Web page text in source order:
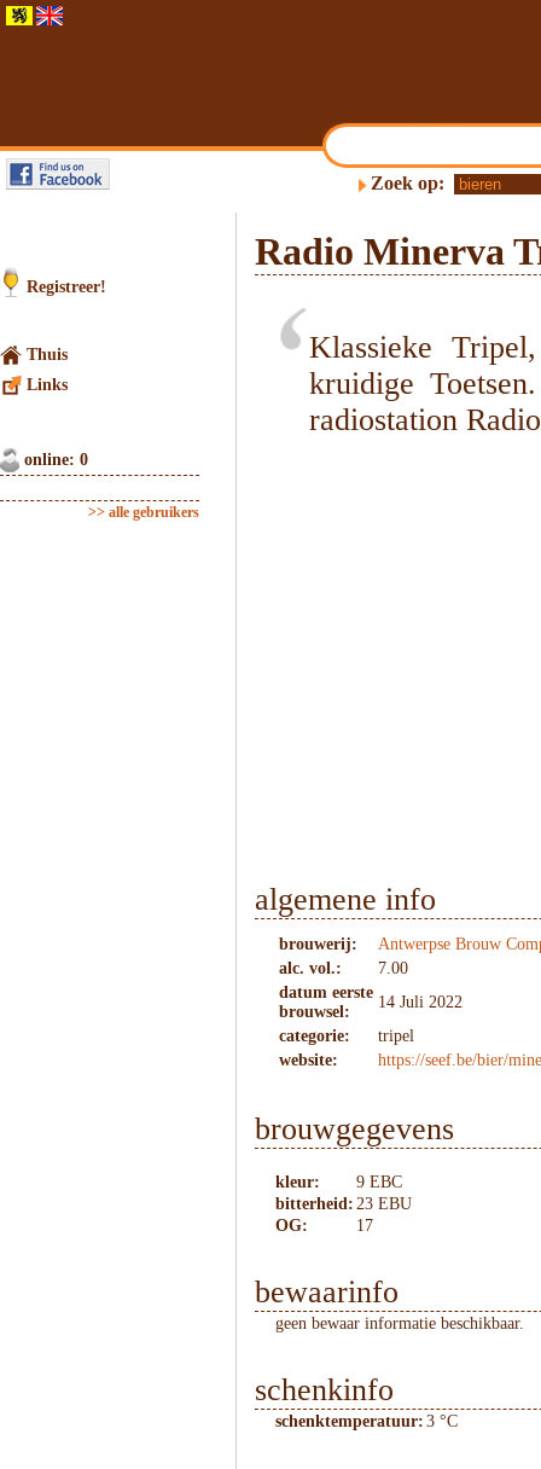
Zoek op:
Registreer!
Thuis
Links
online: 0
>> alle gebruikers
Radio Minerva
Klassieke
kruidige
radiostation
algemene info
brouwerij:
Antwerpse Brouw
alc. vol.:
7.00
datum eerste
brouwsel:
14 Juli 2022
categorie:
tripel
website:
https://seef.be/bier/
brouwgegevens
kleur:
9 EBC
bitterheid: 23 EBU
OG:
17
bewaarinfo
geen bewaar informatie beschikbaar.
schenkinfo
schenktemperatuur: 3 °C